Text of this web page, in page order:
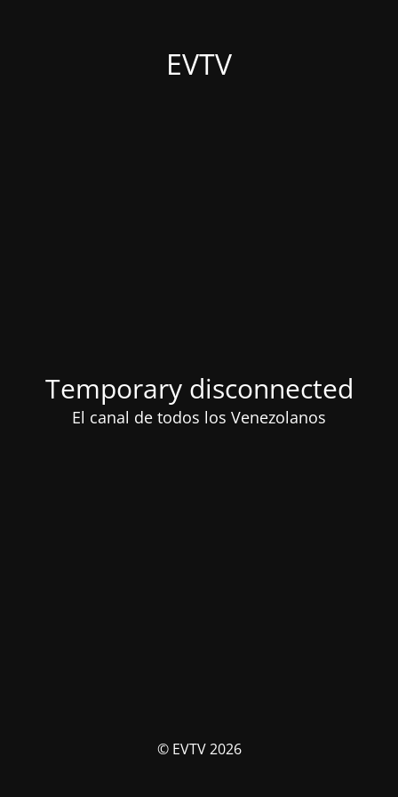
EVTV
Temporary disconnected
El canal de todos los Venezolanos
© EVTV 2026